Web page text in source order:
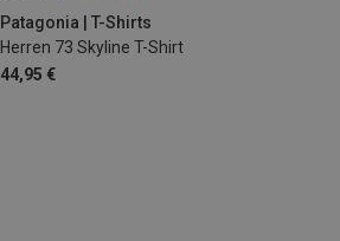
Patagonia | T-Shirts
Herren 73 Skyline T-Shirt
44,95 €